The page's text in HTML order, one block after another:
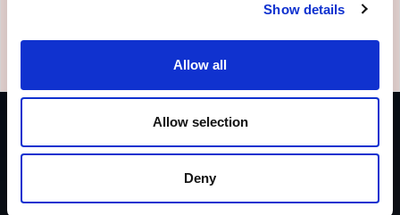
Show details
Allow all
Allow selection
Deny
List of contributors